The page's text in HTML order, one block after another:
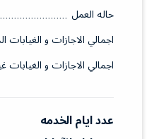
حاله العمل
اجمالي الاجازات و الغيابات
اجمالي الاجازات و الغيابات
عدد ايام الخدمه